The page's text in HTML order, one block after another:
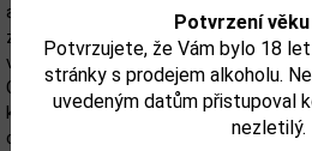
Potvrzení
Potvrzujete, že Vám bylo 18
stránky s prodejem alkoholu.
uvedeným datům přistupoval
nezletilý.
a vlastnoručne podpísané vedúcim
z pergamenu a udáva rok zberu, číra
voskom. Skvelý darček! Na
Collection od roku 1888, vr.
ktoré nenájdete v našej ponuke
cenu a možný termín dodania.